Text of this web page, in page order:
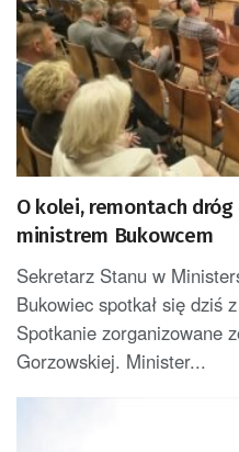
O kolei, remontach
ministrem Bukowcem
Sekretarz Stanu w
Bukowiec spotkał się dziś
Spotkanie zorganizowane
Gorzowskiej. Minister...